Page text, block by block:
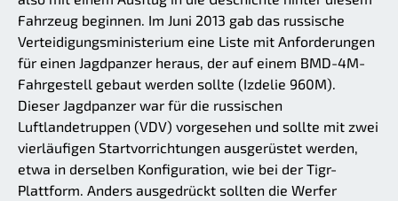
Fahrzeug beginnen. Im Juni 2013 gab das russische
Verteidigungsministerium eine Liste mit Anforderungen
für einen Jagdpanzer heraus, der auf einem BMD-4M-
Fahrgestell gebaut werden sollte (Izdelie 960M).
Dieser Jagdpanzer war für die russischen
Luftlandetruppen (VDV) vorgesehen und sollte mit zwei
vierläufigen Startvorrichtungen ausgerüstet werden,
etwa in derselben Konfiguration, wie bei der Tigr-
Plattform. Anders ausgedrückt sollten die Werfer